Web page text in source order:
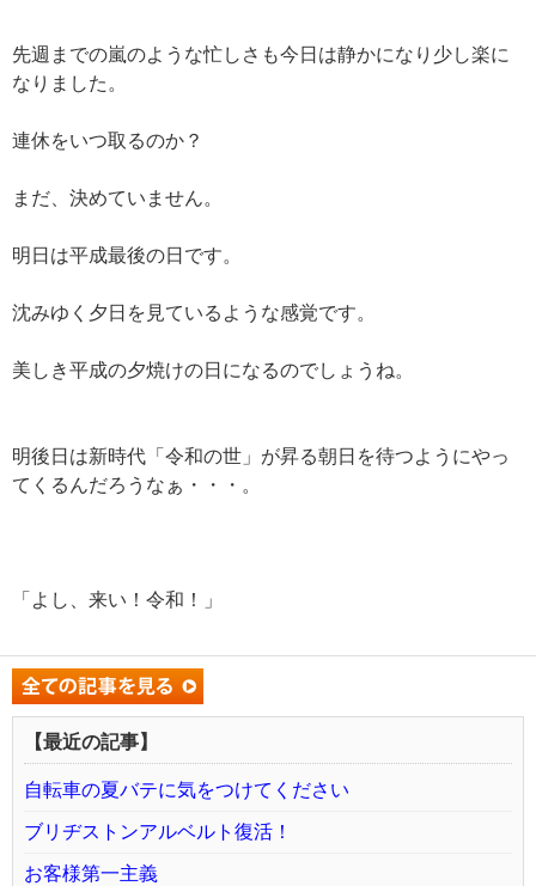
先週までの嵐のような忙しさも今日は静かになり少し楽に
なりました。
連休をいつ取るのか？
まだ、決めていません。
明日は平成最後の日です。
沈みゆく夕日を見ているような感覚です。
美しき平成の夕焼けの日になるのでしょうね。
明後日は新時代「令和の世」が昇る朝日を待つようにやっ
てくるんだろうなぁ・・・。
「よし、来い！令和！」
【最近の記事】
自転車の夏バテに気をつけてください
ブリヂストンアルベルト復活！
お客様第一主義